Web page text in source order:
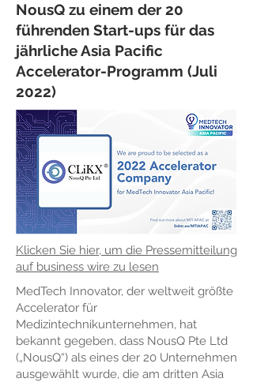
NousQ zu einem der 20
führenden Start-ups für das
jährliche Asia Pacific
Accelerator-Programm (Juli
2022)
Klicken Sie hier, um die Pressemitteilung
auf business wire zu lesen
MedTech Innovator, der weltweit größte
Accelerator für
Medizintechnikunternehmen, hat
bekannt gegeben, dass NousQ Pte Ltd
(„NousQ“) als eines der 20 Unternehmen
ausgewählt wurde, die am dritten Asia